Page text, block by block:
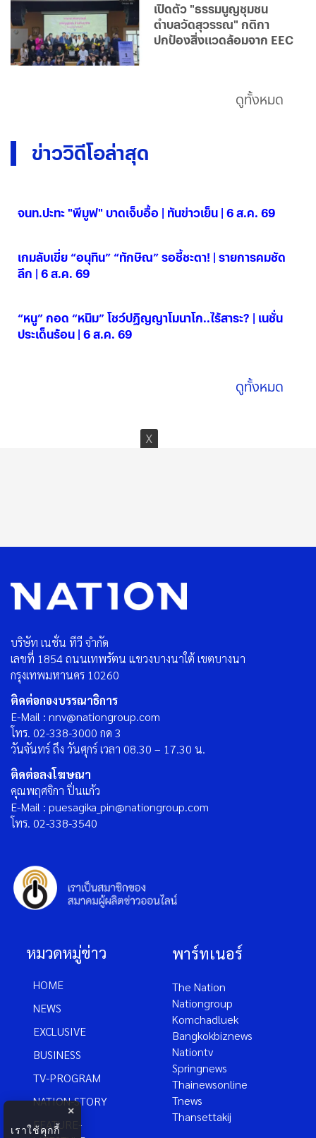
เปิดตัว "ธรรมนูญชุมชน
ตำบลวัดสุวรรณ" กติกา
ปกป้องสิ่งแวดล้อมจาก EEC
ดูทั้งหมด
ข่าววิดีโอล่าสุด
จนท.ปะทะ "พีมูฟ" บาดเจ็บอื้อ | ทันข่าวเย็น | 6 ส.ค. 69
เกมลับเขี่ย “อนุทิน” “ทักษิณ” รอชี้ชะตา! | รายการคมชัด
ลึก | 6 ส.ค. 69
“หนู” กอด “หนิม” โชว์ปฏิญญาโมนาโก..ไร้สาระ? | เนชั่น
ประเด็นร้อน | 6 ส.ค. 69
ดูทั้งหมด
บริษัท เนชั่น ทีวี จำกัด
เลขที่ 1854 ถนนเทพรัตน แขวงบางนาใต้ เขตบางนา
กรุงเทพมหานคร 10260
ติดต่อกองบรรณาธิการ
E-Mail : nnv@nationgroup.com
โทร. 02-338-3000 กด 3
วันจันทร์ ถึง วันศุกร์ เวลา 08.30 – 17.30 น.
ติดต่อลงโฆษณา
คุณพฤศจิกา ปิ่นแก้ว
E-Mail : puesagika_pin@nationgroup.com
โทร. 02-338-3540
หมวดหมู่ข่าว
HOME
NEWS
EXCLUSIVE
BUSINESS
TV-PROGRAM
NATION-STORY
FEATURE-
พาร์ทเนอร์
The Nation
Nationgroup
Komchadluek
Bangkokbiznews
Nationtv
Springnews
Thainewsonline
Tnews
Thansettakij
×
เราใช้คุกกี้